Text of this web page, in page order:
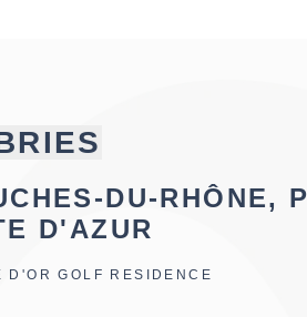
DU-RHÔNE,
D'AZUR
D'OR GOLF RESIDENCE